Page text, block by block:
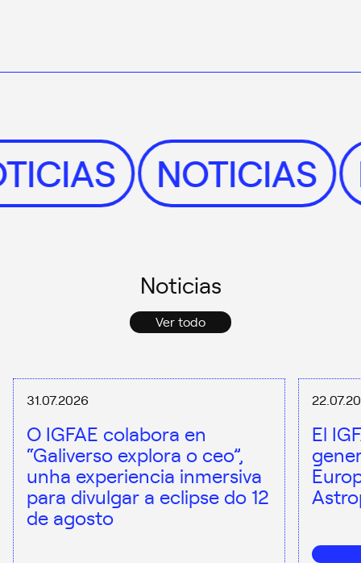
NOTICIAS
Noticias
Ver todo
31.07.2026
O IGFAE colabora en
“Galiverso explora o ceo”,
unha experiencia inmersiva
para divulgar a eclipse do 12
de agosto
El